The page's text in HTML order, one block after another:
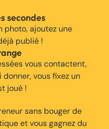
secondes
photo, ajoutez une
publié !
vous contactent,
vous fixez un
joué !
sans bouger de
et vous gagnez du